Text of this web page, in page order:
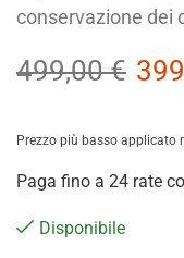
conservazione dei
499,00€
Prezzo più basso applicato
Paga fino a 24 rate
Disponibile